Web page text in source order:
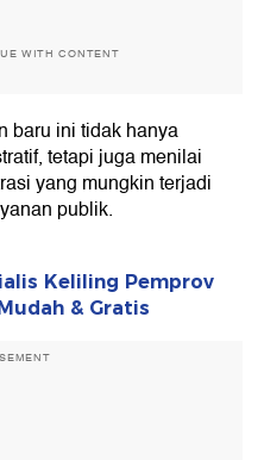
WITH CONTENT
baru ini tidak hanya
tetapi juga menilai
yang mungkin terjadi
publik.
Keliling Pemprov
& Gratis